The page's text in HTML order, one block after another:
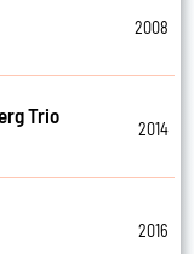
2008
Trio
2014
2016